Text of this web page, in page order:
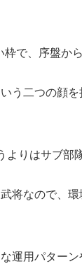
で、序盤か
う二つの顔
よりはサブ部
将なので、
運用パター